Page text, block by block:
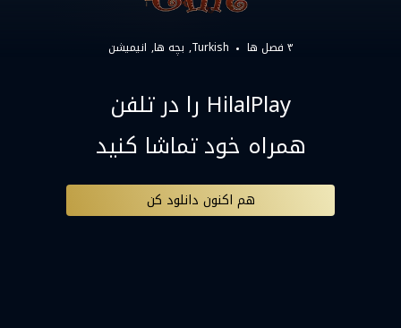
۳ فصل ها Turkish بچه ها انیمیشن
HilalPlay را در تلفن
همراه خود تماشا کنید
هم اکنون دانلود کن